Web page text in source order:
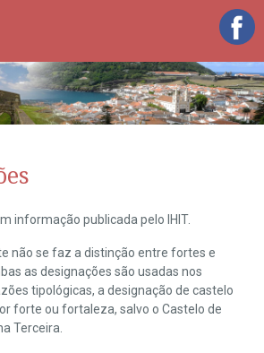
informação publicada pelo IHIT.
não se faz a distinção entre fortes e
as designações são usadas nos
tipológicas, a designação de castelo
forte ou fortaleza, salvo o Castelo de
Terceira.